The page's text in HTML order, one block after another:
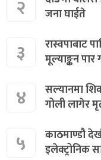
२
जना घाईते
३
रास्वपाबाट
मूल्याङ्कन पार
४
सल्यानमा
गोली लागेर
५
काठमाण्डौ
इलेक्ट्रोनिक